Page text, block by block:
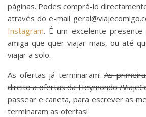
páginas. Podes comprá-lo
através do e-mail
Instagram. É um excelente
amiga que quer viajar mais, ou até
viajar a solo.
As ofertas já terminaram!As
direito a ofertas da Heymondo /
passear e caneta, para escrever as
terminaram as ofertas!